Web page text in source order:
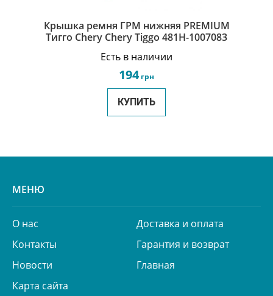
Крышка ремня ГРМ нижняя PREMIUM
Тигго Chery Chery Tiggo 481H-1007083
Есть в наличии
194грн
КУПИТЬ
МЕНЮ
О нас
Доставка и оплата
Контакты
Гарантия и возврат
Новости
Главная
Карта сайта